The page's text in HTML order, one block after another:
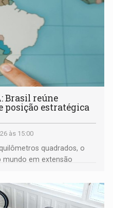
Brasil reúne
posição estratégica
às 15:00
quadrados, o
mundo em extensão